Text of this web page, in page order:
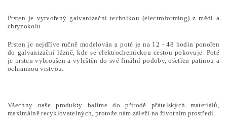
Prsten je vytvořený galvanizační technikou (electroforming) z mědi a
chryzokolu
Prsten je nejdříve ručně modelován a poté je na 12 - 48 hodin ponořen
do galvanizační lázně, kde se elektrochemickou cestou pokovuje. Poté
je prsten vybroušen a vyleštěn do své finální podoby, ošetřen patinou a
ochrannou vrstvou.
Všechny naše produkty balíme do přírodě přátelských materiálů,
maximálně recyklovatelných, protože nám záleží na životním prostředí.